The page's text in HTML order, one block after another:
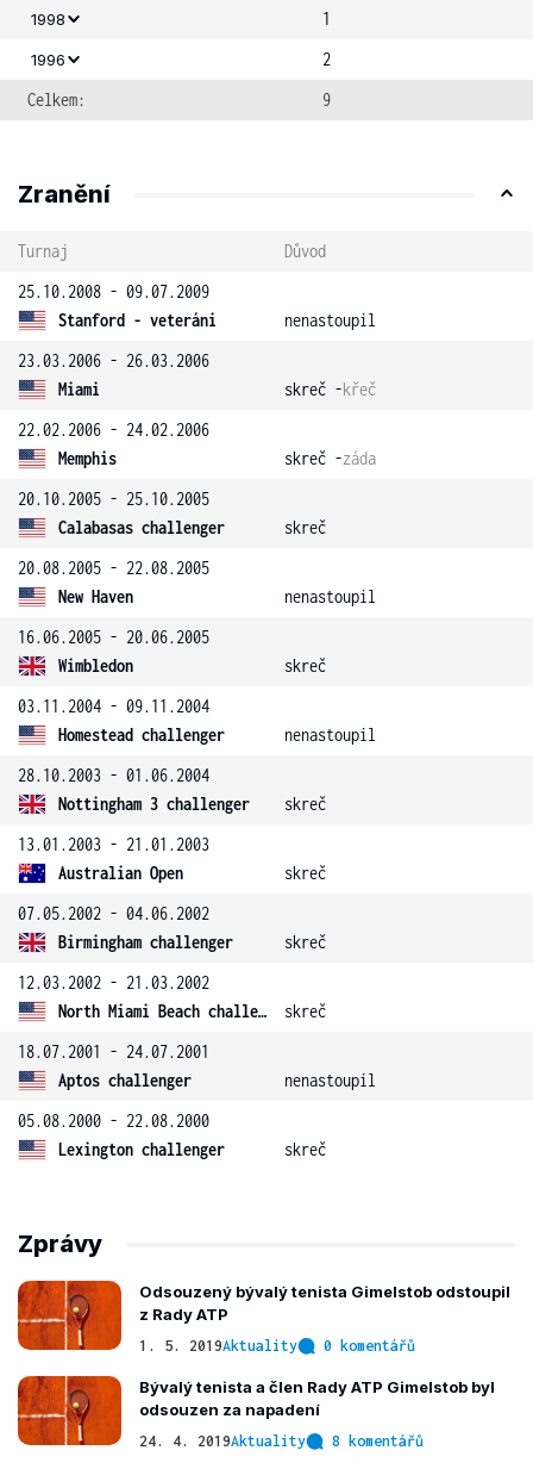
1998 1
1996
2
Celkem:
9
Zranění
Turnaj
Důvod
25.10.2008 - 09.07.2009
Stanford - veteráni
nenastoupil
23.03.2006 - 26.03.2006
Miami
skreč -křeč
22.02.2006 - 24.02.2006
Memphis
skreč -záda
20.10.2005 - 25.10.2005
Calabasas challenger
skreč
20.08.2005 - 22.08.2005
New Haven
nenastoupil
16.06.2005 - 20.06.2005
Wimbledon
skreč
03.11.2004 - 09.11.2004
Homestead challenger
nenastoupil
28.10.2003 - 01.06.2004
Nottingham 3 challenger
skreč
13.01.2003 - 21.01.2003
Australian Open
skreč
07.05.2002 - 04.06.2002
Birmingham challenger
skreč
12.03.2002 - 21.03.2002
North Miami Beach challenger
skreč
18.07.2001 - 24.07.2001
Aptos challenger
nenastoupil
05.08.2000 - 22.08.2000
Lexington challenger
skreč
Zprávy
Odsouzený bývalý tenista Gimelstob odstoupil
z Rady ATP
1. 5. 2019Aktuality 0 komentářů
Bývalý tenista a člen Rady ATP Gimelstob byl
odsouzen za napadení
24. 4. 2019Aktuality 8 komentářů